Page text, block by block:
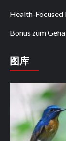
Health-Focused
Bonus zum
图库